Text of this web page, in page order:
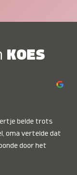
KOES
belde trots
oma vertelde dat
door het